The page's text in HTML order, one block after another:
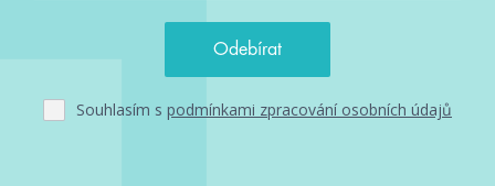
Souhlasím s podmínkami zpracování osobních údajů